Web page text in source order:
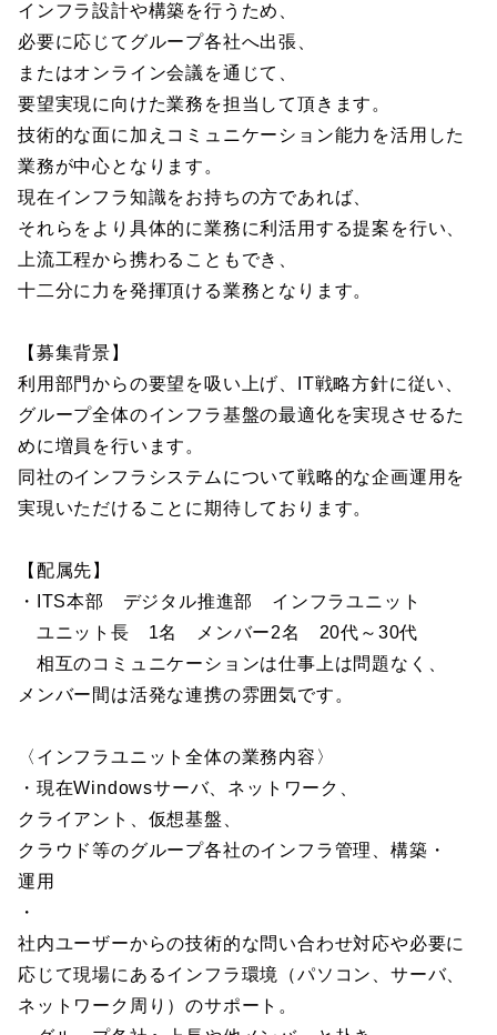
インフラ設計や構築を行うため、
必要に応じてグループ各社へ出張、
またはオンライン会議を通じて、
要望実現に向けた業務を担当して頂きます。
技術的な面に加えコミュニケーション能力を活用した
業務が中心となります。
現在インフラ知識をお持ちの方であれば、
それらをより具体的に業務に利活用する提案を行い、
上流工程から携わることもでき、
十二分に力を発揮頂ける業務となります。
【募集背景】
利用部門からの要望を吸い上げ、IT戦略方針に従い、
グループ全体のインフラ基盤の最適化を実現させるた
めに増員を行います。
同社のインフラシステムについて戦略的な企画運用を
実現いただけることに期待しております。
【配属先】
・ITS本部 デジタル推進部 インフラユニット
ユニット長 1名 メンバー2名 20代～30代
相互のコミュニケーションは仕事上は問題なく、
メンバー間は活発な連携の雰囲気です。
〈インフラユニット全体の業務内容〉
・現在Windowsサーバ、ネットワーク、
クライアント、仮想基盤、
クラウド等のグループ各社のインフラ管理、構築・
運用
・
社内ユーザーからの技術的な問い合わせ対応や必要に
応じて現場にあるインフラ環境（パソコン、サーバ、
ネットワーク周り）のサポート。